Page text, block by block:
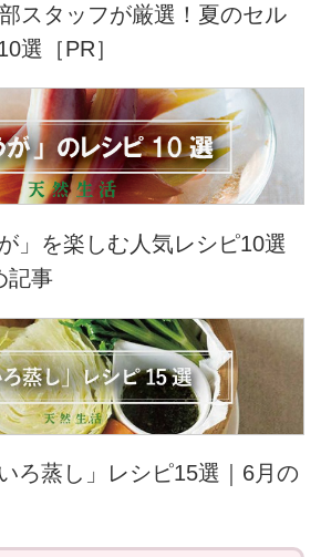
スタッフが厳選！夏のセル
選［PR］
」を楽しむ人気レシピ10選
記事
ろ蒸し」レシピ15選｜6月の